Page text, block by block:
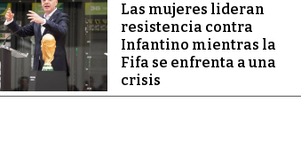
Las mujeres lideran
resistencia contra
Infantino mientras la
Fifa se enfrenta a una
crisis